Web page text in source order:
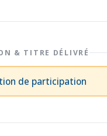
& TITRE DÉLIVRÉ
de participation